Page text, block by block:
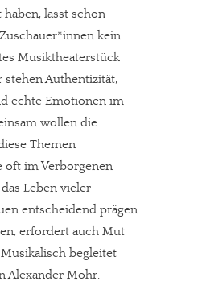
lässt schon
kein
Musiktheaterstück
stehen Authentizität,
echte Emotionen im
wollen die
Themen
oft im Verborgenen
Leben vieler
entscheidend prägen.
erfordert auch Mut
begleitet
Alexander Mohr.